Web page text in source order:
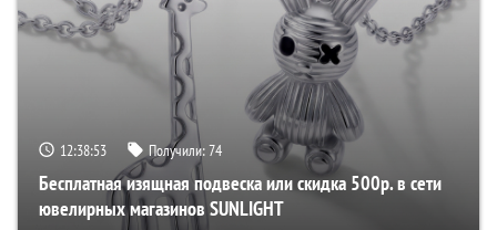
12:38:52 Получили:74
Бесплатная изящная подвеска или скидка 500р. в сети
ювелирных магазинов SUNLIGHT